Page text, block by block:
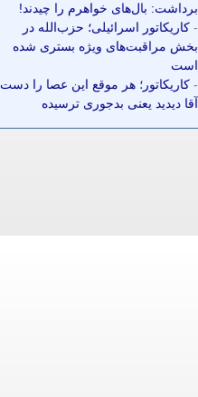
برداشت: بال‌های خواهرم را چیدند!
- کاریکاتور اسرائیلی؛ حزب‌الله در
بخش مراقبت‌های ویژه بستری شده
است
- کاریکاتور؛ هر موقع این عصا را دست
آقا دیدید یعنی بدجوری ترسیده